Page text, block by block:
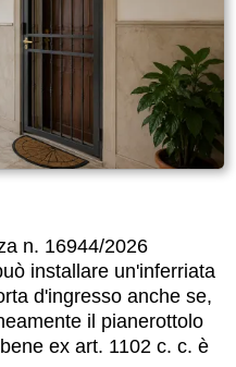
n. 16944/2026
installare un'inferriata
d'ingresso anche se,
il pianerottolo
ex art. 1102 c. c. è